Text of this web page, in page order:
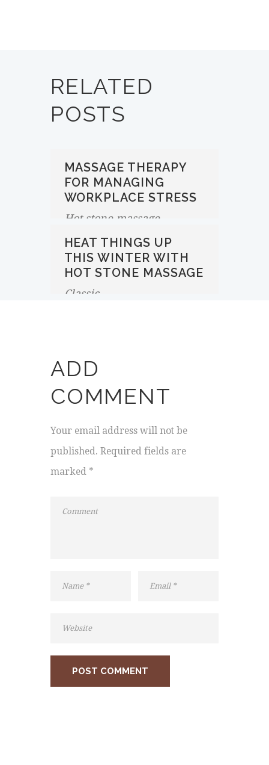
RELATED
POSTS
MASSAGE THERAPY
FOR MANAGING
WORKPLACE STRESS
Hot stone massage
HEAT THINGS UP
THIS WINTER WITH
HOT STONE MASSAGE
Classic
ADD
COMMENT
Your email address will not be
published. Required fields are
marked *